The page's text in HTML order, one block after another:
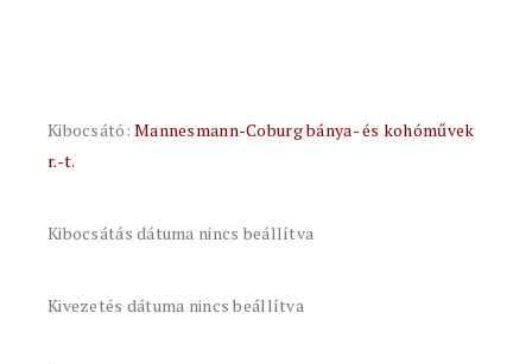
Kibocsátó:Mannesmann-Coburg bánya- és kohóművek
r.-t.
Kibocsátás dátuma nincs beállítva
Kivezetés dátuma nincs beállítva